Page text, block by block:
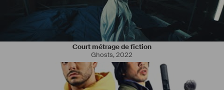
Court métrage de fiction
Ghosts,2022